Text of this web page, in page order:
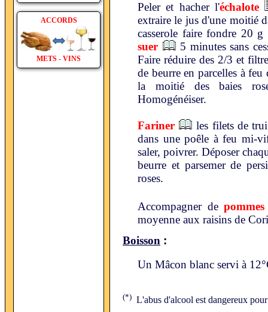
ACCORDS
METS - VINS
Peler et hacher l'échalote
extraire le jus d'une moitié
casserole faire fondre 20
suer
5 minutes sans
Faire réduire des 2/3 et
de beurre en parcelles à
la moitié des baies
Homogénéiser.
Fariner
les filets de
dans une poêle à feu mi-
saler, poivrer. Déposer
beurre et parsemer de
roses.
Accompagner de
moyenne aux raisins de
Boisson :
Un Mâcon blanc servi à
(*) L'abus d'alcool est dangereux